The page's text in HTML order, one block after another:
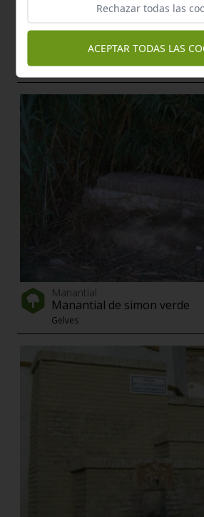
Mairena del Aljarafe
Cementerio de gelves
Gelves
Manantial
Manantial de simon verde
Gelves
Rechazar todas las
ACEPTAR TODAS LAS